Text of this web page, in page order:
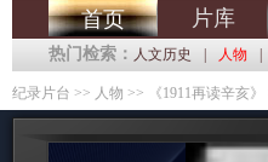
首页 片库
热门检索： 人文历史 人物
纪录片台 >> 人物 >> 《1911再读辛亥》